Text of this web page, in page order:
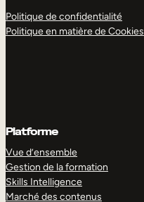
Politique de confidentialité
Politique en matière de Cookies
Platforme
Vue d’ensemble
Gestion de la formation
Skills Intelligence
Marché des contenus